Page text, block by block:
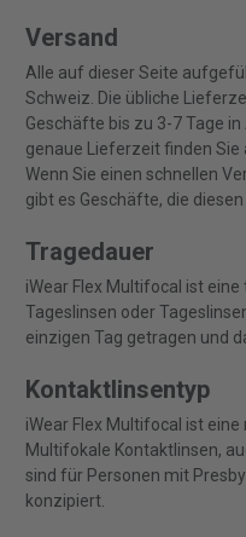
Versand
Alle auf dieser Seite
Schweiz. Die übliche
Geschäfte bis zu 3-7 Tage
genaue Lieferzeit finden Sie
Wenn Sie einen schnellen
gibt es Geschäfte, die
Tragedauer
iWear Flex Multifocal ist
Tageslinsen oder
einzigen Tag getragen und
Kontaktlinsentyp
iWear Flex Multifocal ist
Multifokale Kontaktlinsen,
sind für Personen mit
konzipiert.